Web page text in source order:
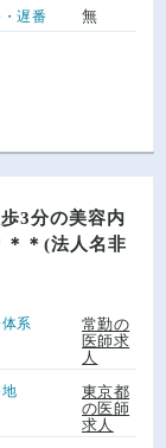
遅番 無
3分の美容内
＊＊(法人名非
系
常勤の
医師求
人
東京都
の医師
求人